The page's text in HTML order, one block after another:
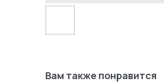
Вам также понравится